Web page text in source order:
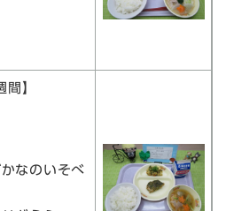
間】
なのいそべ